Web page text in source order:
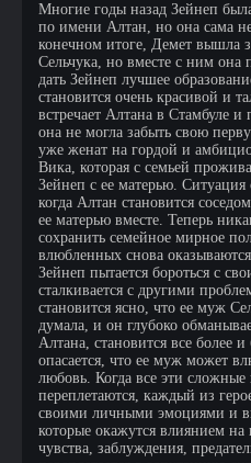
Многие годы назад Зейнеп
по имени Алтан, но она сама
конечном итоге, Демет вышла
Сельчука, но вместе с ним она
дать Зейнеп лучшее
становится очень красивой и
встречает Алтана в Стамбуле
она не могла забыть свою
уже женат на гордой и
Вика, которая с семьей
Зейнеп с ее матерью.
когда Алтан становится
ее матерью вместе. Теперь
сохранить семейное мирное
влюбленных снова
Зейнеп пытается бороться с
сталкивается с другими
становится ясно, что ее муж
думала, и он глубоко
Алтана, становится все более
опасается, что ее муж может
любовь. Когда все эти
переплетаются, каждый из
своими личными эмоциями и
которые окажутся влиянием
чувства, заблуждения,